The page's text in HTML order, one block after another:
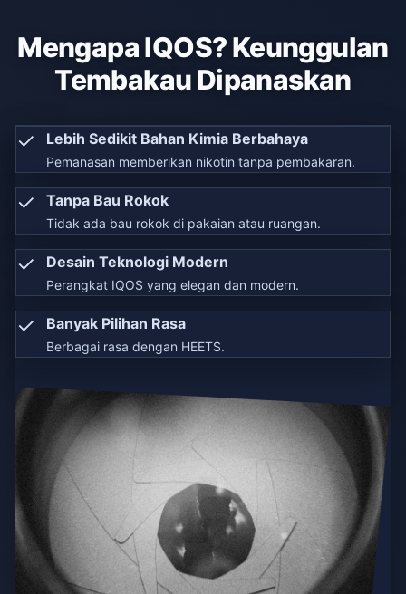
Mengapa IQOS? Keunggulan
Tembakau Dipanaskan
✓ Lebih Sedikit Bahan Kimia Berbahaya
Pemanasan memberikan nikotin tanpa pembakaran.
✓ Tanpa Bau Rokok
Tidak ada bau rokok di pakaian atau ruangan.
✓ Desain Teknologi Modern
Perangkat IQOS yang elegan dan modern.
✓ Banyak Pilihan Rasa
Berbagai rasa dengan HEETS.